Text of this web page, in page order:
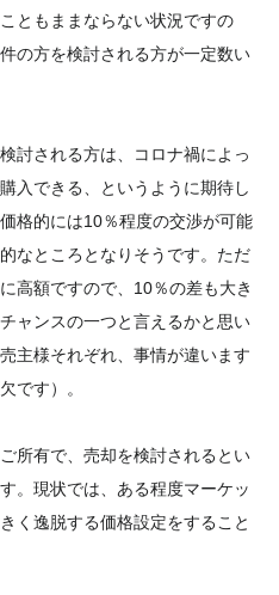
ともままならない状況ですの
の方を検討される方が一定数い
討される方は、コロナ禍によっ
入できる、というように期待し
格的には10％程度の交渉が可能
なところとなりそうです。ただ
高額ですので、10％の差も大き
ャンスの一つと言えるかと思い
主様それぞれ、事情が違います
です）。
所有で、売却を検討されるとい
。現状では、ある程度マーケッ
く逸脱する価格設定をすること